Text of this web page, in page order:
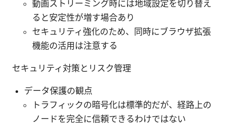
動画ストリーミング時には地域設定を切り替え
ると安定性が増す場合あり
セキュリティ強化のため、同時にブラウザ拡張
機能の活用は注意する
セキュリティ対策とリスク管理
データ保護の観点
トラフィックの暗号化は標準的だが、経路上の
ノードを完全に信頼できるわけではない